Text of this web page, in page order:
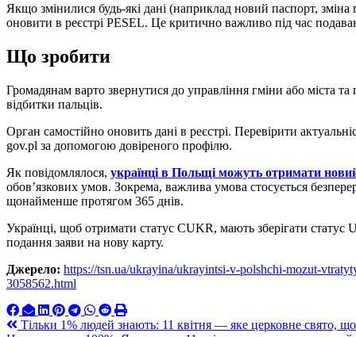
Якщо змінилися будь-які дані (наприклад новий паспорт, зміна
оновити в реєстрі PESEL. Це критично важливо під час
Що зробити
Громадянам варто звернутися до управління гміни або міста
відбитки пальців.
Орган самостійно оновить дані в реєстрі. Перевірити
gov.pl за допомогою довіреного профілю.
Як повідомлялося, українці в Польщі можуть отримати
обов’язкових умов. Зокрема, важлива умова стосується
щонайменше протягом 365 днів.
Українці, щоб отримати статус CUKR, мають зберігати
подання заяви на нову карту.
Джерело: https://tsn.ua/ukrayina/ukrayintsi-v-polshchi-mozut-
3058562.html
Навигация
Тільки 1% людей знають: 11 квітня — яке церковне свято,